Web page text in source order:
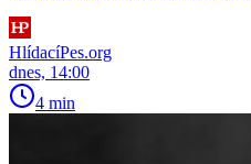
HlídacíPes.org
dnes, 14:00
4 min